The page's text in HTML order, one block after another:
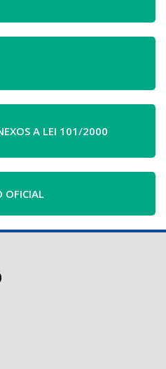
A LEI 101/2000
OFICIAL